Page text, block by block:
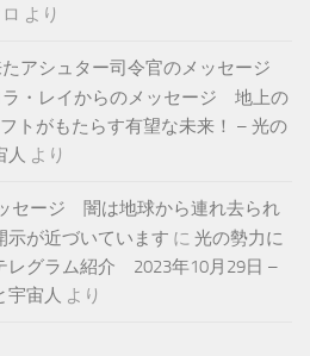
より
たアシュター司令官のメッセージ
ラ・レイからのメッセージ 地上の
トがもたらす有望な未来！ – 光の
人 より
セージ 闇は地球から連れ去られ
示が近づいています に 光の勢力に
レグラム紹介 2023年10月29日 –
宇宙人 より